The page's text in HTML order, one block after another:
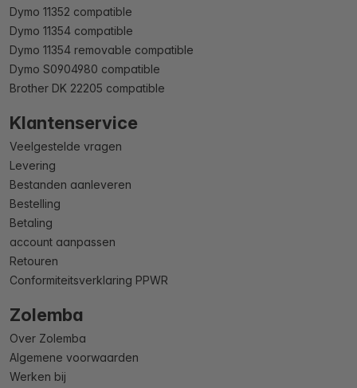
Dymo 11352 compatible
Dymo 11354 compatible
Dymo 11354 removable compatible
Dymo S0904980 compatible
Brother DK 22205 compatible
Klantenservice
Veelgestelde vragen
Levering
Bestanden aanleveren
Bestelling
Betaling
account aanpassen
Retouren
Conformiteitsverklaring PPWR
Zolemba
Over Zolemba
Algemene voorwaarden
Werken bij